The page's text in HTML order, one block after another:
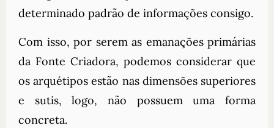
determinado padrão de informações consigo.
Com isso, por serem as emanações primárias
da Fonte Criadora, podemos considerar que
os arquétipos estão nas dimensões superiores
e sutis, logo, não possuem uma forma
concreta.